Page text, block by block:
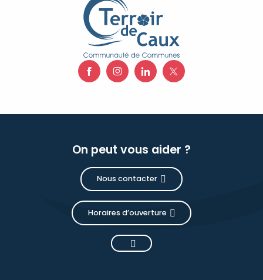
On peut vous aider ?
Nous contacter
Horaires d’ouverture